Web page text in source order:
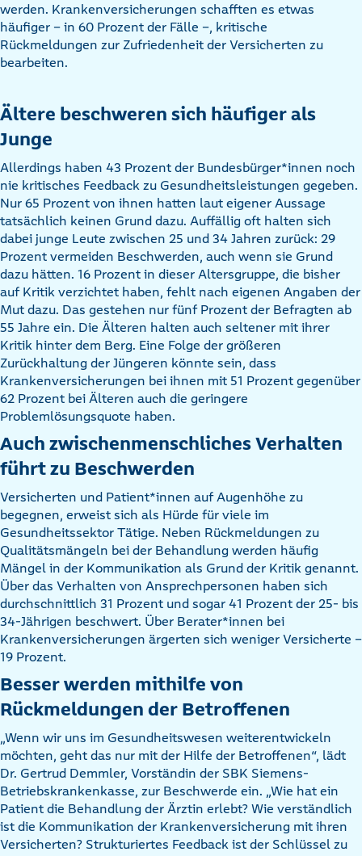
werden. Krankenversicherungen schafften es etwas
häufiger – in 60 Prozent der Fälle –, kritische
Rückmeldungen zur Zufriedenheit der Versicherten zu
bearbeiten.
Ältere beschweren sich häufiger als
Junge
Allerdings haben 43 Prozent der Bundesbürger*innen noch
nie kritisches Feedback zu Gesundheitsleistungen gegeben.
Nur 65 Prozent von ihnen hatten laut eigener Aussage
tatsächlich keinen Grund dazu. Auffällig oft halten sich
dabei junge Leute zwischen 25 und 34 Jahren zurück: 29
Prozent vermeiden Beschwerden, auch wenn sie Grund
dazu hätten. 16 Prozent in dieser Altersgruppe, die bisher
auf Kritik verzichtet haben, fehlt nach eigenen Angaben der
Mut dazu. Das gestehen nur fünf Prozent der Befragten ab
55 Jahre ein. Die Älteren halten auch seltener mit ihrer
Kritik hinter dem Berg. Eine Folge der größeren
Zurückhaltung der Jüngeren könnte sein, dass
Krankenversicherungen bei ihnen mit 51 Prozent gegenüber
62 Prozent bei Älteren auch die geringere
Problemlösungsquote haben.
Auch zwischenmenschliches Verhalten
führt zu Beschwerden
Versicherten und Patient*innen auf Augenhöhe zu
begegnen, erweist sich als Hürde für viele im
Gesundheitssektor Tätige. Neben Rückmeldungen zu
Qualitätsmängeln bei der Behandlung werden häufig
Mängel in der Kommunikation als Grund der Kritik genannt.
Über das Verhalten von Ansprechpersonen haben sich
durchschnittlich 31 Prozent und sogar 41 Prozent der 25- bis
34-Jährigen beschwert. Über Berater*innen bei
Krankenversicherungen ärgerten sich weniger Versicherte –
19 Prozent.
Besser werden mithilfe von
Rückmeldungen der Betroffenen
„Wenn wir uns im Gesundheitswesen weiterentwickeln
möchten, geht das nur mit der Hilfe der Betroffenen“, lädt
Dr. Gertrud Demmler, Vorständin der SBK Siemens-
Betriebskrankenkasse, zur Beschwerde ein. „Wie hat ein
Patient die Behandlung der Ärztin erlebt? Wie verständlich
ist die Kommunikation der Krankenversicherung mit ihren
Versicherten? Strukturiertes Feedback ist der Schlüssel zu